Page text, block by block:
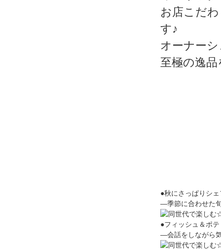
お店こだ
す♪
オーナー
至極の逸
●秋にさっぱりシ
―季節に合わせた
●フィッシュ＆ポテ
―会話をしながら